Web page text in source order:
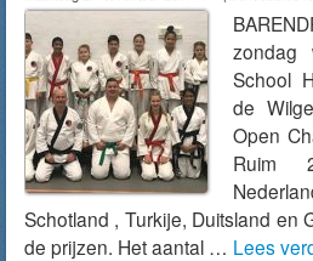
zondag
School
de
Open
Ruim
Schotland , Turkije, Duitsland en
de prijzen. Het aantal … Lees